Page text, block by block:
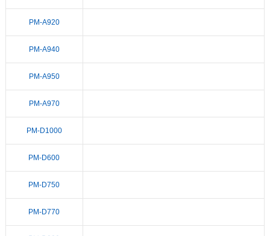
PM-A920
PM-A940
PM-A950
PM-A970
PM-D1000
PM-D600
PM-D750
PM-D770